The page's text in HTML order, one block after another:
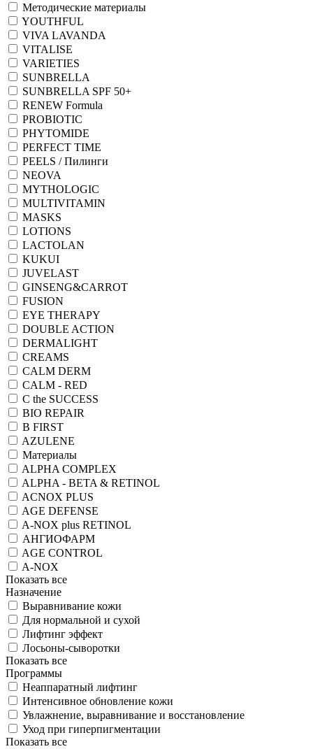
Методические материалы
YOUTHFUL
VIVA LAVANDA
VITALISE
VARIETIES
SUNBRELLA
SUNBRELLA SPF 50+
RENEW Formula
PROBIOTIC
PHYTOMIDE
PERFECT TIME
PEELS / Пилинги
NEOVA
MYTHOLOGIC
MULTIVITAMIN
MASKS
LOTIONS
LACTOLAN
KUKUI
JUVELAST
GINSENG&CARROT
FUSION
EYE THERAPY
DOUBLE ACTION
DERMALIGHT
CREAMS
CALM DERM
CALM - RED
C the SUCCESS
BIO REPAIR
B FIRST
AZULENE
Материалы
ALPHA COMPLEX
ALPHA - BETA & RETINOL
ACNOX PLUS
AGE DEFENSE
A-NOX plus RETINOL
АНГИОФАРМ
AGE CONTROL
A-NOX
Показать все
Назначение
Выравнивание кожи
Для нормальной и сухой
Лифтинг эффект
Лосьоны-сыворотки
Показать все
Программы
Неаппаратный лифтинг
Интенсивное обновление кожи
Увлажнение, выравнивание и восстановление
Уход при гиперпигментации
Показать все